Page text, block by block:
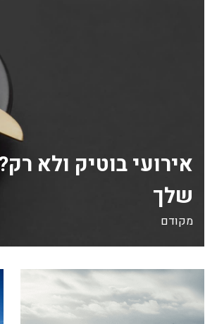
אירועי בוטיק ולא
שלך
מקודם